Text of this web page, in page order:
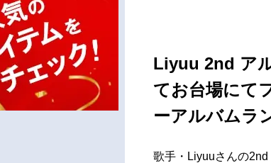
Liyuu 2nd ア
てお台場にて
ーアルバムラ
歌手・Liyuuさんの